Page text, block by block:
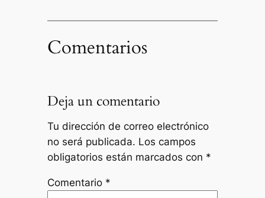
Comentarios
Deja un comentario
Tu dirección de correo electrónico
no será publicada. Los campos
obligatorios están marcados con *
Comentario *